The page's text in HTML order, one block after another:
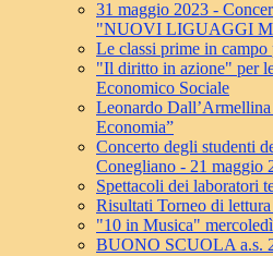
31 maggio 2023 -
"NUOVI LIGUAGGI
Le classi prime in campo
"Il diritto in azione" per
Economico Sociale
Leonardo
Economia”
Concerto degli studenti
Conegliano - 21 maggio
Spettacoli dei laboratori
Risultati Torneo di
"10 in Musica"
BUONO SCUOLA a.s.